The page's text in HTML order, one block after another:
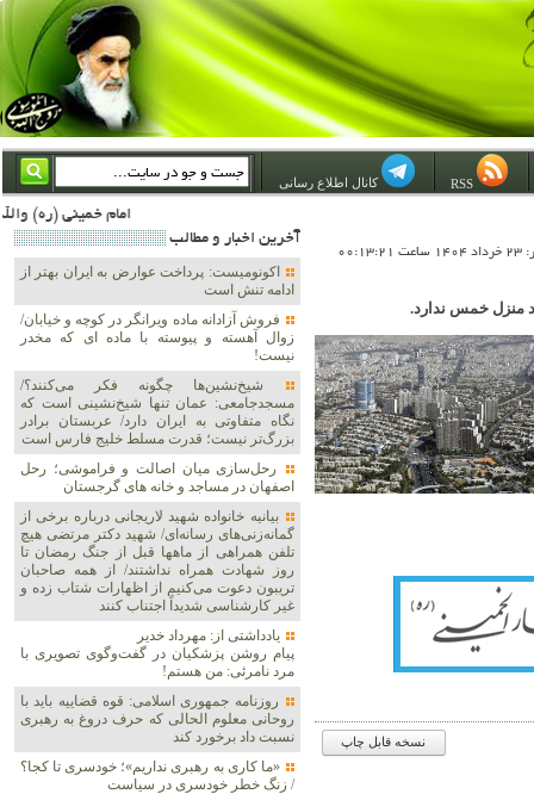
کانال اطلاع رسانی
امام خمینی (ره) والله اسلام تمامش سیاست است؛ ***** امام شهید: به گفتار امام و کردار امام اهتمام بورزید ***** امام خمینی(ره): ان شاء الله ما اندوه دلمان را در وقت مناسب با انتقام از امریکا و آل سعود
منزل ‏خمس ندارد.
نسخه قابل چاپ
آخرين اخبار و مطالب
اکونومیست: پرداخت عوارض به ایران بهتر از
ادامه تنش است
فروش آزادانه ماده ویرانگر در کوچه و خیابان/
زوال آهسته و پیوسته با ماده ای که مخدر
نیست!
شیخ‌نشین‌ها چگونه فکر می‌کنند؟/
مسجدجامعی: عمان تنها شیخ‌نشینی است که
نگاه متفاوتی به ایران دارد/ عربستان برادر
بزرگ‌تر نیست؛ قدرت مسلط خلیج فارس است
رحل‌سازی میان اصالت و فراموشی؛ رحل
اصفهان در مساجد و خانه های گرجستان
بیانیه خانواده شهید لاریجانی درباره برخی از
گمانه‌زنی‌های رسانه‌ای/ شهید دکتر مرتضی هیچ
تلفن همراهی از ماهها قبل از جنگ رمضان تا
روز شهادت همراه نداشتند/ از همه صاحبان
تریبون دعوت می‌کنیم از اظهارات شتاب زده و
غیر کارشناسی شدیداً اجتناب کنند
یادداشتی از: مهرداد خدیر
پیام روشن پزشکیان در گفت‌و‌گوی تصویری با
مرد نامرئی: من هستم!
روزنامه جمهوری اسلامی: قوه قضاییه باید با
روحانی معلوم الحالی که حرف دروغ به رهبری
نسبت داد برخورد کند
«ما کاری به رهبری نداریم»؛ خودسری تا کجا؟
/ زنگ خطر خودسری در سیاست